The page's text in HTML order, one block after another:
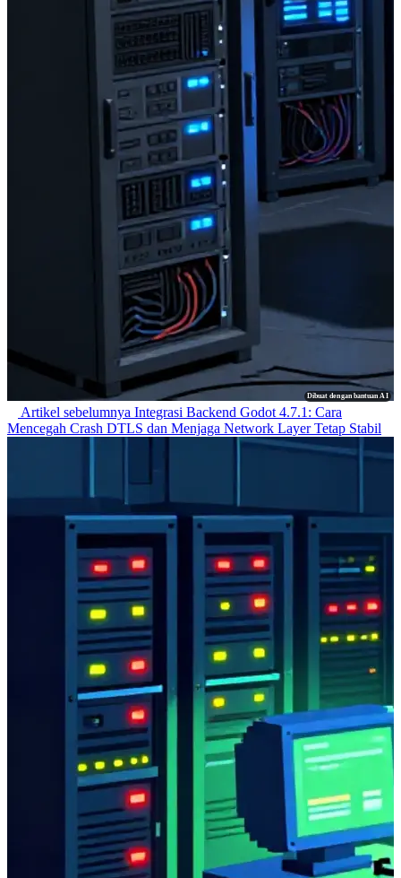
Dibuat dengan bantuan AI
Artikel sebelumnya Integrasi Backend Godot 4.7.1: Cara
Mencegah Crash DTLS dan Menjaga Network Layer Tetap Stabil